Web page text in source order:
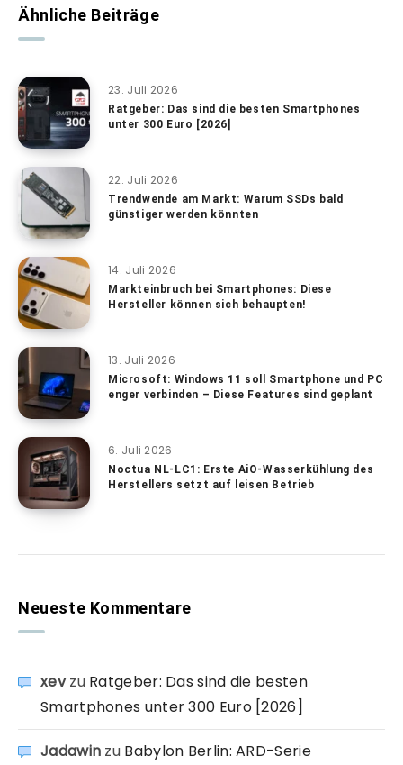
Ähnliche Beiträge
23. Juli 2026
Ratgeber: Das sind die besten Smartphones
unter 300 Euro [2026]
22. Juli 2026
Trendwende am Markt: Warum SSDs bald
günstiger werden könnten
14. Juli 2026
Markteinbruch bei Smartphones: Diese
Hersteller können sich behaupten!
13. Juli 2026
Microsoft: Windows 11 soll Smartphone und PC
enger verbinden – Diese Features sind geplant
6. Juli 2026
Noctua NL-LC1: Erste AiO-Wasserkühlung des
Herstellers setzt auf leisen Betrieb
Neueste Kommentare
xevzu Ratgeber: Das sind die besten
Smartphones unter 300 Euro [2026]
Jadawin zu Babylon Berlin: ARD-Serie